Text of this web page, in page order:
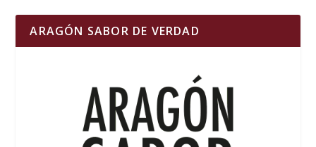
ARAGÓN SABOR DE VERDAD